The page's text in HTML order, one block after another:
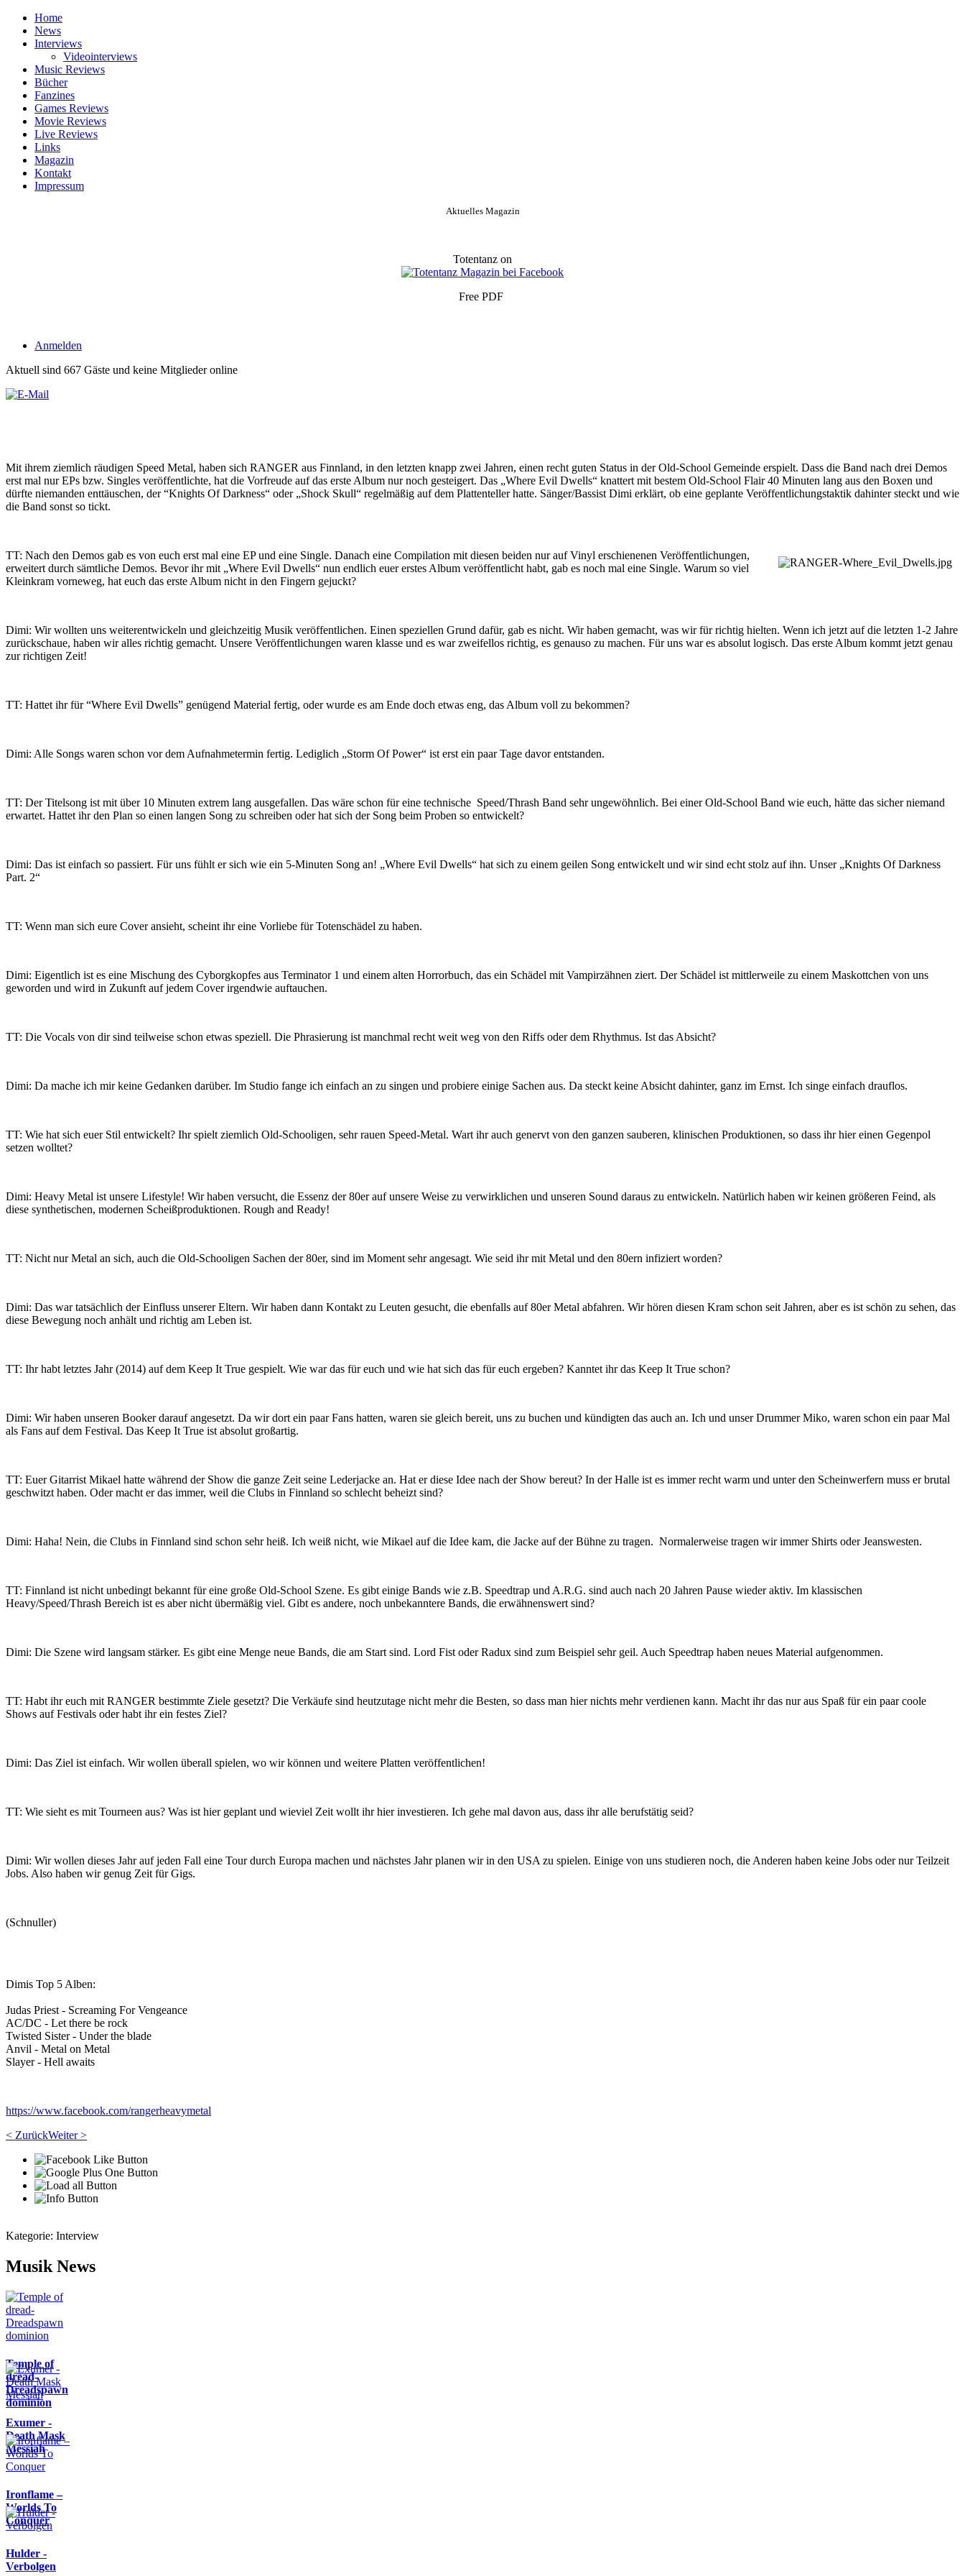
Home
News
Interviews
Videointerviews
Music Reviews
Bücher
Fanzines
Games Reviews
Movie Reviews
Live Reviews
Links
Magazin
Kontakt
Impressum
Aktuelles Magazin
Totentanz on
Free PDF
Anmelden
Aktuell sind 667 Gäste und keine Mitglieder online
Mit ihrem ziemlich räudigen Speed Metal, haben sich RANGER aus Finnland, in den letzten knapp zwei Jahren, einen recht guten Status in der Old-School Gemeinde erspielt. Dass die Band nach drei Demos
erst mal nur EPs bzw. Singles veröffentlichte, hat die Vorfreude auf das erste Album nur noch gesteigert. Das „Where Evil Dwells“ knattert mit bestem Old-School Flair 40 Minuten lang aus den Boxen und
dürfte niemanden enttäuschen, der “Knights Of Darkness“ oder „Shock Skull“ regelmäßig auf dem Plattenteller hatte. Sänger/Bassist Dimi erklärt, ob eine geplante Veröffentlichungstaktik dahinter steckt und wie
die Band sonst so tickt.
TT: Nach den Demos gab es von euch erst mal eine EP und eine Single. Danach eine Compilation mit diesen beiden nur auf Vinyl erschienenen Veröffentlichungen,
erweitert durch sämtliche Demos. Bevor ihr mit „Where Evil Dwells“ nun endlich euer erstes Album veröffentlicht habt, gab es noch mal eine Single. Warum so viel
Kleinkram vorneweg, hat euch das erste Album nicht in den Fingern gejuckt?
Dimi: Wir wollten uns weiterentwickeln und gleichzeitig Musik veröffentlichen. Einen speziellen Grund dafür, gab es nicht. Wir haben gemacht, was wir für richtig hielten. Wenn ich jetzt auf die letzten 1-2 Jahre
zurückschaue, haben wir alles richtig gemacht. Unsere Veröffentlichungen waren klasse und es war zweifellos richtig, es genauso zu machen. Für uns war es absolut logisch. Das erste Album kommt jetzt genau
zur richtigen Zeit!
TT: Hattet ihr für “Where Evil Dwells” genügend Material fertig, oder wurde es am Ende doch etwas eng, das Album voll zu bekommen?
Dimi: Alle Songs waren schon vor dem Aufnahmetermin fertig. Lediglich „Storm Of Power“ ist erst ein paar Tage davor entstanden.
TT: Der Titelsong ist mit über 10 Minuten extrem lang ausgefallen. Das wäre schon für eine technische Speed/Thrash Band sehr ungewöhnlich. Bei einer Old-School Band wie euch, hätte das sicher niemand
erwartet. Hattet ihr den Plan so einen langen Song zu schreiben oder hat sich der Song beim Proben so entwickelt?
Dimi: Das ist einfach so passiert. Für uns fühlt er sich wie ein 5-Minuten Song an! „Where Evil Dwells“ hat sich zu einem geilen Song entwickelt und wir sind echt stolz auf ihn. Unser „Knights Of Darkness
Part. 2“
TT: Wenn man sich eure Cover ansieht, scheint ihr eine Vorliebe für Totenschädel zu haben.
Dimi: Eigentlich ist es eine Mischung des Cyborgkopfes aus Terminator 1 und einem alten Horrorbuch, das ein Schädel mit Vampirzähnen ziert. Der Schädel ist mittlerweile zu einem Maskottchen von uns
geworden und wird in Zukunft auf jedem Cover irgendwie auftauchen.
TT: Die Vocals von dir sind teilweise schon etwas speziell. Die Phrasierung ist manchmal recht weit weg von den Riffs oder dem Rhythmus. Ist das Absicht?
Dimi: Da mache ich mir keine Gedanken darüber. Im Studio fange ich einfach an zu singen und probiere einige Sachen aus. Da steckt keine Absicht dahinter, ganz im Ernst. Ich singe einfach drauflos.
TT: Wie hat sich euer Stil entwickelt? Ihr spielt ziemlich Old-Schooligen, sehr rauen Speed-Metal. Wart ihr auch genervt von den ganzen sauberen, klinischen Produktionen, so dass ihr hier einen Gegenpol
setzen wolltet?
Dimi: Heavy Metal ist unsere Lifestyle! Wir haben versucht, die Essenz der 80er auf unsere Weise zu verwirklichen und unseren Sound daraus zu entwickeln. Natürlich haben wir keinen größeren Feind, als
diese synthetischen, modernen Scheißproduktionen. Rough and Ready!
TT: Nicht nur Metal an sich, auch die Old-Schooligen Sachen der 80er, sind im Moment sehr angesagt. Wie seid ihr mit Metal und den 80ern infiziert worden?
Dimi: Das war tatsächlich der Einfluss unserer Eltern. Wir haben dann Kontakt zu Leuten gesucht, die ebenfalls auf 80er Metal abfahren. Wir hören diesen Kram schon seit Jahren, aber es ist schön zu sehen, das
diese Bewegung noch anhält und richtig am Leben ist.
TT: Ihr habt letztes Jahr (2014) auf dem Keep It True gespielt. Wie war das für euch und wie hat sich das für euch ergeben? Kanntet ihr das Keep It True schon?
Dimi: Wir haben unseren Booker darauf angesetzt. Da wir dort ein paar Fans hatten, waren sie gleich bereit, uns zu buchen und kündigten das auch an. Ich und unser Drummer Miko, waren schon ein paar Mal
als Fans auf dem Festival. Das Keep It True ist absolut großartig.
TT: Euer Gitarrist Mikael hatte während der Show die ganze Zeit seine Lederjacke an. Hat er diese Idee nach der Show bereut? In der Halle ist es immer recht warm und unter den Scheinwerfern muss er brutal
geschwitzt haben. Oder macht er das immer, weil die Clubs in Finnland so schlecht beheizt sind?
Dimi: Haha! Nein, die Clubs in Finnland sind schon sehr heiß. Ich weiß nicht, wie Mikael auf die Idee kam, die Jacke auf der Bühne zu tragen. Normalerweise tragen wir immer Shirts oder Jeanswesten.
TT: Finnland ist nicht unbedingt bekannt für eine große Old-School Szene. Es gibt einige Bands wie z.B. Speedtrap und A.R.G. sind auch nach 20 Jahren Pause wieder aktiv. Im klassischen
Heavy/Speed/Thrash Bereich ist es aber nicht übermäßig viel. Gibt es andere, noch unbekanntere Bands, die erwähnenswert sind?
Dimi: Die Szene wird langsam stärker. Es gibt eine Menge neue Bands, die am Start sind. Lord Fist oder Radux sind zum Beispiel sehr geil. Auch Speedtrap haben neues Material aufgenommen.
TT: Habt ihr euch mit RANGER bestimmte Ziele gesetzt? Die Verkäufe sind heutzutage nicht mehr die Besten, so dass man hier nichts mehr verdienen kann. Macht ihr das nur aus Spaß für ein paar coole
Shows auf Festivals oder habt ihr ein festes Ziel?
Dimi: Das Ziel ist einfach. Wir wollen überall spielen, wo wir können und weitere Platten veröffentlichen!
TT: Wie sieht es mit Tourneen aus? Was ist hier geplant und wieviel Zeit wollt ihr hier investieren. Ich gehe mal davon aus, dass ihr alle berufstätig seid?
Dimi: Wir wollen dieses Jahr auf jeden Fall eine Tour durch Europa machen und nächstes Jahr planen wir in den USA zu spielen. Einige von uns studieren noch, die Anderen haben keine Jobs oder nur Teilzeit
Jobs. Also haben wir genug Zeit für Gigs.
(Schnuller)
Dimis Top 5 Alben:
Judas Priest - Screaming For Vengeance
AC/DC - Let there be rock
Twisted Sister - Under the blade
Anvil - Metal on Metal
Slayer - Hell awaits
https://www.facebook.com/rangerheavymetal
< ZurückWeiter >
Kategorie: Interview
Musik News
Temple of
dread-
Dreadspawn
dominion
Exumer -
Death Mask
Messiah
Ironflame –
Worlds To
Conquer
Hulder -
Verbolgen